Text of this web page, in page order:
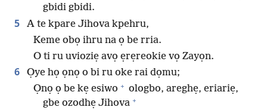
gbidi gbidi.
5
A te kpare Jihova kpehru,
Keme obọ ihru na ọ be rria.
O ti ru uvioziẹ avọ ẹrẹreokie vọ Zayọn.
6
Ọye họ ọnọ o bi ru oke rai dọmu;
Ọnọ ọ be kẹ esiwo + ologbo, areghẹ, eriariẹ,
gbe ozodhẹ Jihova +